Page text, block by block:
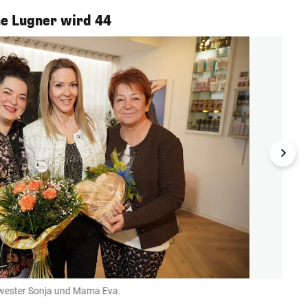
Lugner wird 44
Sonja und Mama Eva.